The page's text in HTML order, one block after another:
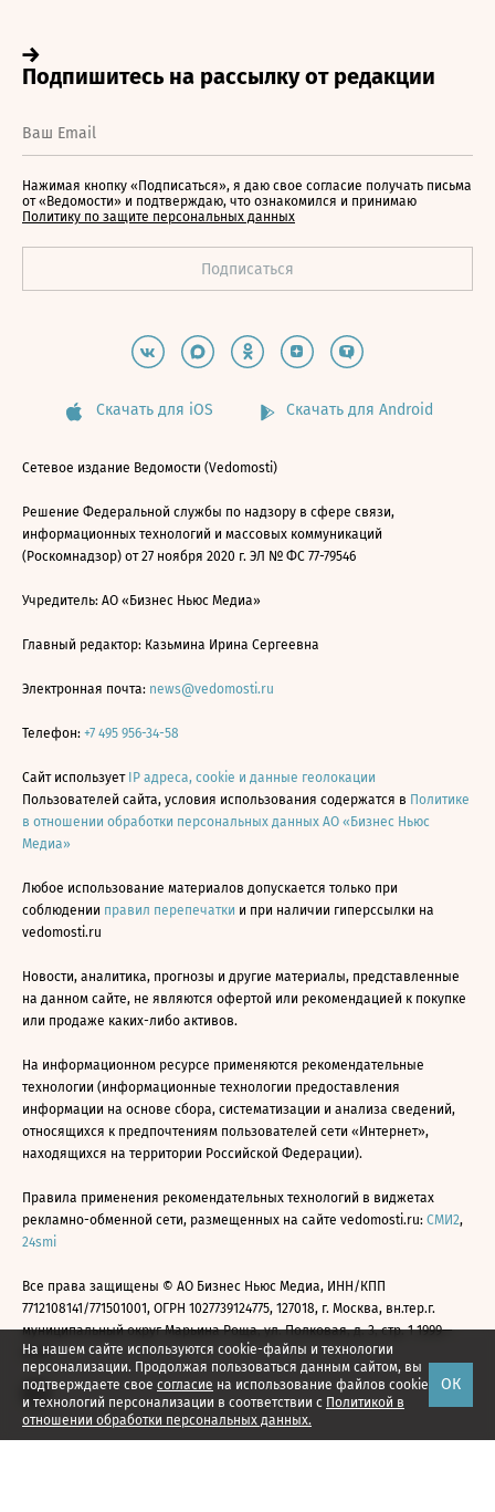
На нашем сайте используются cookie-файлы и технологии
персонализации. Продолжая пользоваться данным сайтом, вы
подтверждаете свое согласие на использование файлов cookie
и технологий персонализации в соответствии с Политикой в
отношении обработки персональных данных.
ОК
Нажимая кнопку «Подписаться», я даю свое согласие получать письма
от «Ведомости» и подтверждаю, что ознакомился и принимаю
Политику по защите персональных данных
Скачать для iOS Скачать для Android
Сетевое издание Ведомости (Vedomosti)
Решение Федеральной службы по надзору в сфере связи,
информационных технологий и массовых коммуникаций
(Роскомнадзор) от 27 ноября 2020 г. ЭЛ № ФС 77-79546
Учредитель: АО «Бизнес Ньюс Медиа»
Главный редактор: Казьмина Ирина Сергеевна
Электронная почта: news@vedomosti.ru
Телефон: +7 495 956-34-58
Сайт использует IP адреса, cookie и данные геолокации
Пользователей сайта, условия использования содержатся в Политике
в отношении обработки персональных данных АО «Бизнес Ньюс
Медиа»
Любое использование материалов допускается только при
соблюдении правил перепечатки и при наличии гиперссылки на
vedomosti.ru
Новости, аналитика, прогнозы и другие материалы, представленные
на данном сайте, не являются офертой или рекомендацией к покупке
или продаже каких-либо активов.
На информационном ресурсе применяются рекомендательные
технологии (информационные технологии предоставления
информации на основе сбора, систематизации и анализа сведений,
относящихся к предпочтениям пользователей сети «Интернет»,
находящихся на территории Российской Федерации).
Правила применения рекомендательных технологий в виджетах
рекламно-обменной сети, размещенных на сайте vedomosti.ru: СМИ2,
24smi
Все права защищены © АО Бизнес Ньюс Медиа, ИНН/КПП
7712108141/771501001, ОГРН 1027739124775, 127018, г. Москва, вн.тер.г.
муниципальный округ Марьина Роща, ул. Полковая, д. 3, стр. 1 1999—
2026